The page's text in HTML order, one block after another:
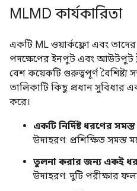
MLMD কার্যকারিতা
একটি ML ওয়ার্কফ্লো এবং
পদক্ষেপের ইনপুট এবং আউটপুট
বেশ কয়েকটি গুরুত্বপূর্ণ বৈশিষ্ট্য
তালিকাটি কিছু প্রধান সুবিধার
করে।
একটি নির্দিষ্ট ধরণের
উদাহরণ: প্রশিক্ষিত সমস্ত
তুলনা করার জন্য একই
উদাহরণ: দুটি পরীক্ষার